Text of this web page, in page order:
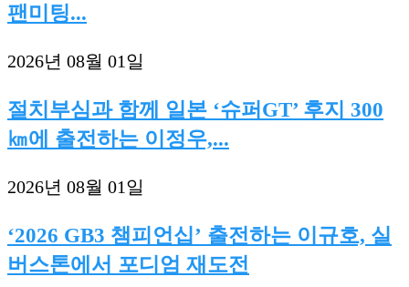
팬미팅...
2026년 08월 01일
절치부심과 함께 일본 ‘슈퍼GT’ 후지 300
㎞에 출전하는 이정우,...
2026년 08월 01일
‘2026 GB3 챔피언십’ 출전하는 이규호, 실
버스톤에서 포디엄 재도전